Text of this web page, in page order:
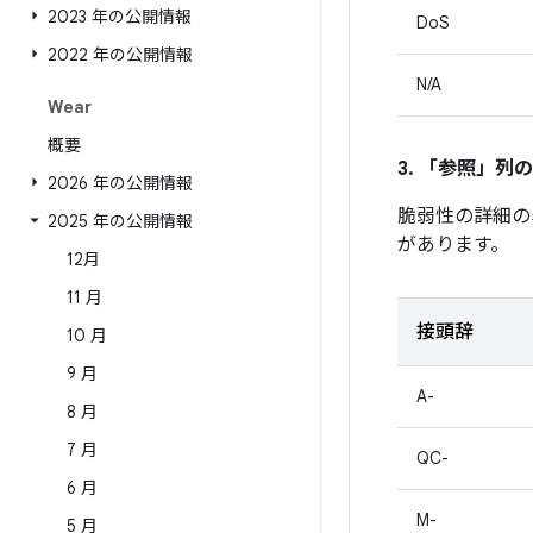
2023 年の公開情報
2022 年の公開情報
Wear
概要
2026 年の公開情報
2025 年の公開情報
12月
11 月
10 月
9 月
8 月
7 月
6 月
5 月
DoS
N/A
3. 「参照」 列
脆弱性の詳細
があります。
接頭辞
A-
QC-
M-